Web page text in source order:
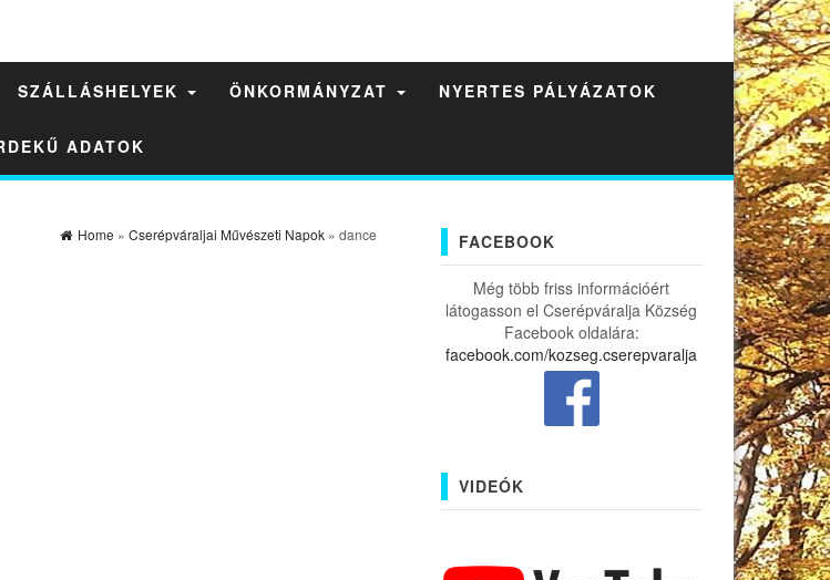
SZÁLLÁSHELYEK ÖNKORMÁNYZAT NYERTES PÁLYÁZATOK
ADATOK
Home » Cserépváraljai Művészeti Napok» dance FACEBOOK
Még több friss információért
látogasson el Cserépváralja Község
Facebook oldalára:
facebook.com/kozseg.cserepvaralja
VIDEÓK